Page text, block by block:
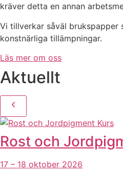
kräver detta en annan
Vi tillverkar såväl brukspapper
konstnärliga tillämpningar.
Läs mer om oss
Aktuellt
Kurs
Rost och
17 – 18 oktober 2026